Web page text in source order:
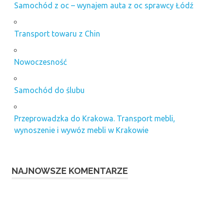
Samochód z oc – wynajem auta z oc sprawcy Łódź
Transport towaru z Chin
Nowoczesność
Samochód do ślubu
Przeprowadzka do Krakowa. Transport mebli,
wynoszenie i wywóz mebli w Krakowie
NAJNOWSZE KOMENTARZE